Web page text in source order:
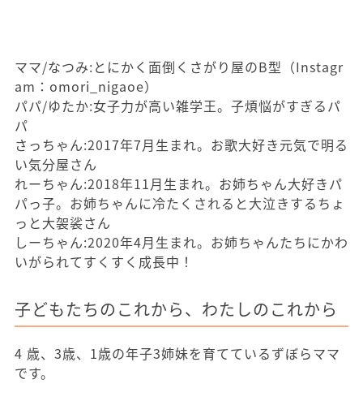
ママ/なつみ:とにかく面倒くさがり屋のB型（Instagr
am：omori_nigaoe）
パパ/ゆたか:女子力が高い雑学王。子煩悩がすぎるパ
パ
さっちゃん:2017年7月生まれ。お歌大好き元気で明る
い気分屋さん
れーちゃん:2018年11月生まれ。お姉ちゃん大好きパ
パっ子。お姉ちゃんに冷たくされると大泣きするちょ
っと大袈裟さん
しーちゃん:2020年4月生まれ。お姉ちゃんたちにかわ
いがられてすくすく成長中！
子どもたちのこれから、わたしのこれから
4 歳、3歳、1歳の年子3姉妹を育てているずぼらママ
です。